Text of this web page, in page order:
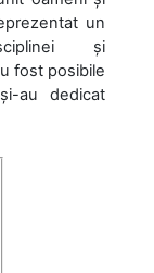
un
și
fost posibile
au dedicat